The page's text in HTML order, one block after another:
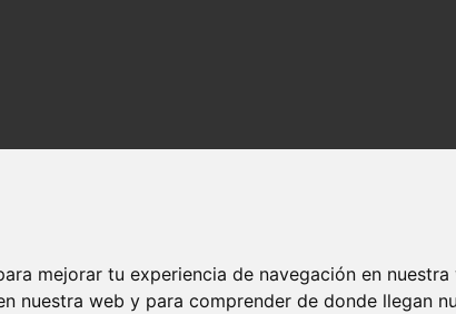
mejorar tu experiencia de navegación en
nuestra web y para comprender de donde llegan